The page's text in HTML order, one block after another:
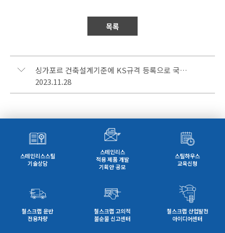
목록
싱가포르 건축설계기준에 KS규격 등록으로 국산 철강재 2만톤 수출 확대 기대
2023.11.28
스테인리스스틸
기술상담
스테인리스
적용 제품 개발
기획안 공모
스틸하우스
교육신청
철스크랩 운반
전용차량
철스크랩 고의적
불순물 신고센터
철스크랩 산업발전
아이디어센터